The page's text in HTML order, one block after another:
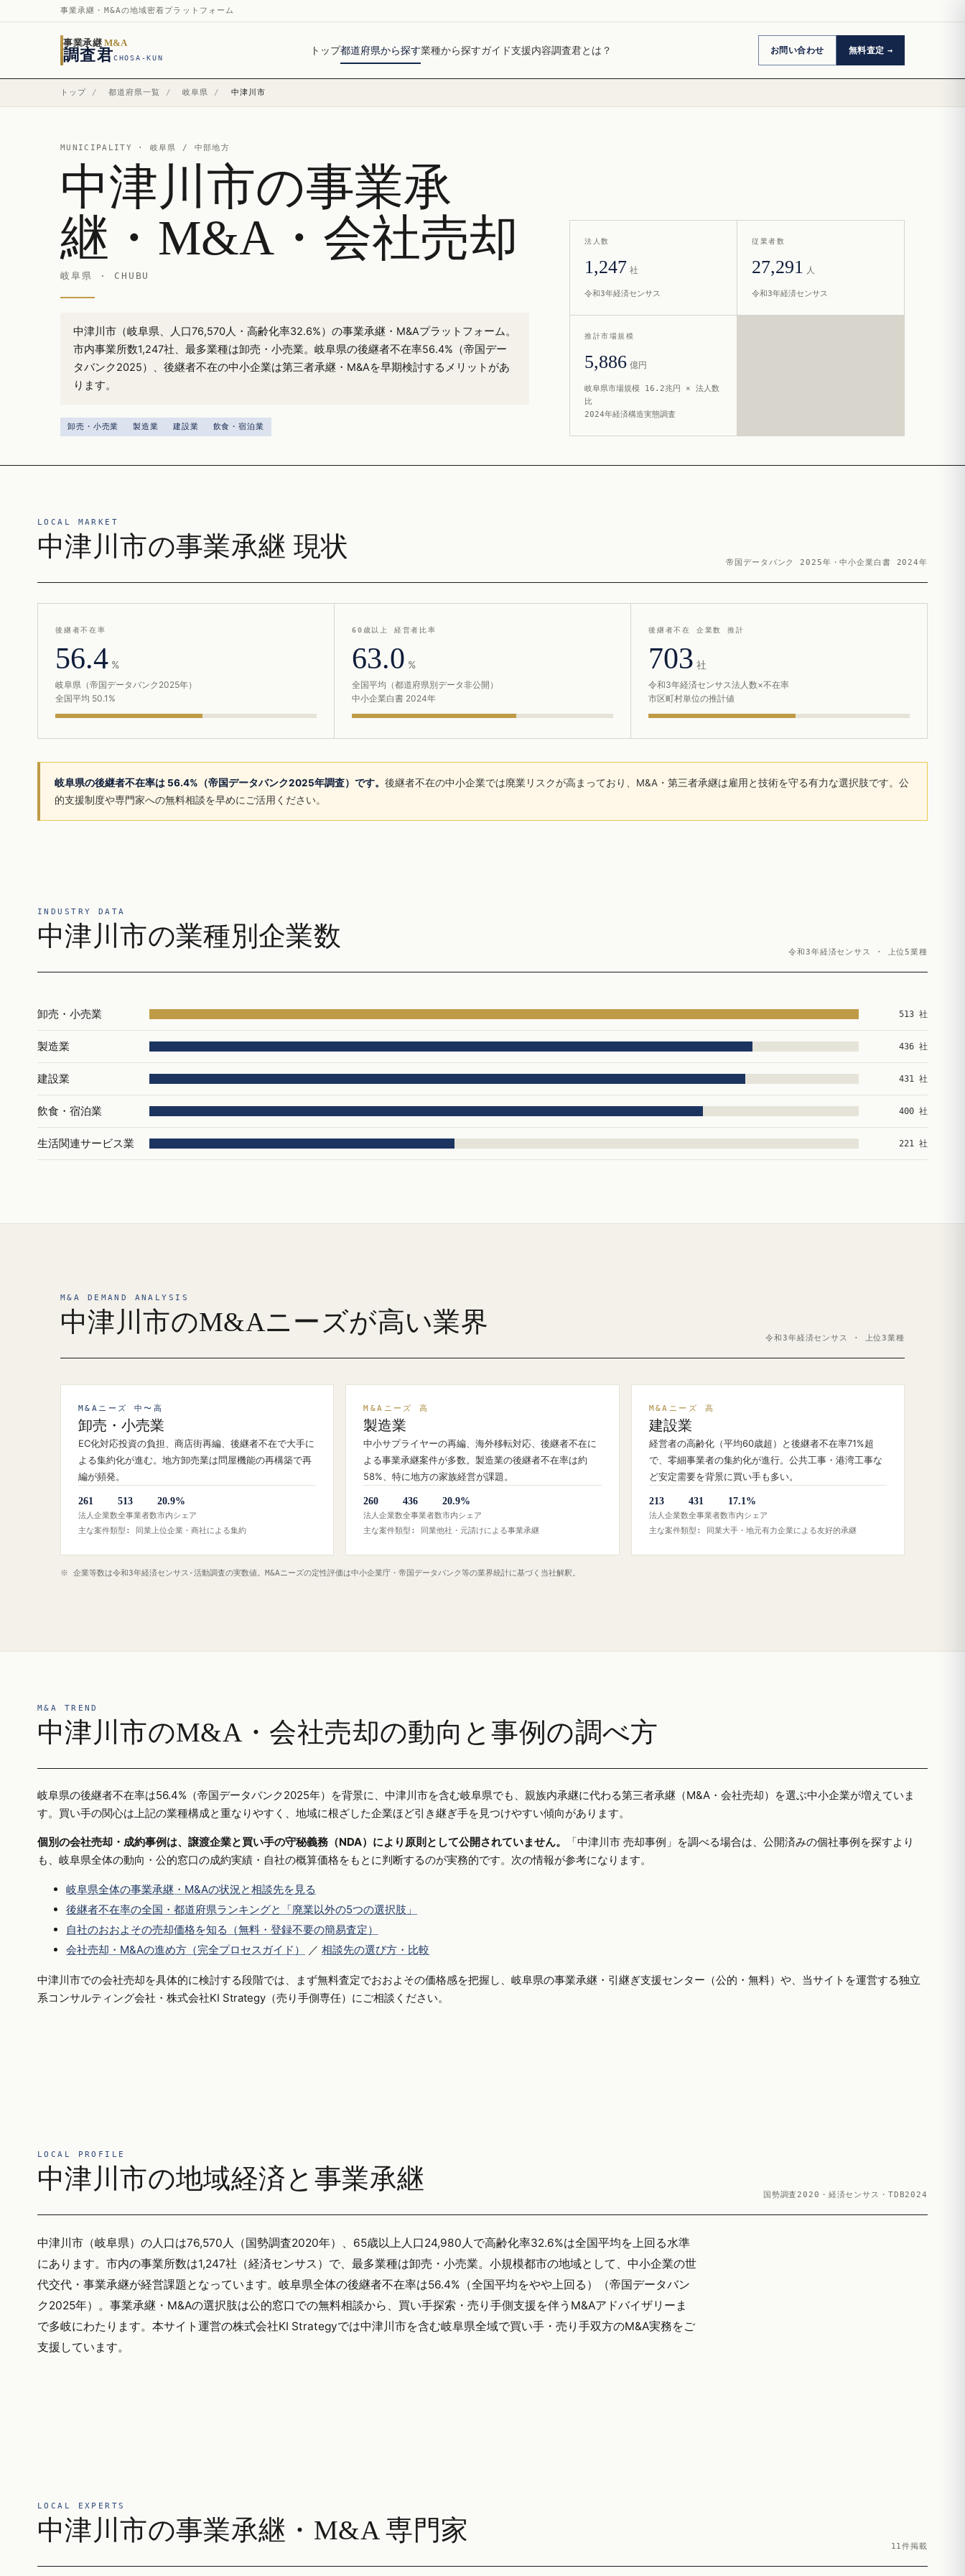
事業承継・M&Aの地域密着プラットフォーム
事業承継 M&A
調査君CHOSA-KUN
トップ都道府県から探す業種から探すガイド支援内容調査君とは？ お問い合わせ 無料査定
トップ / 都道府県一覧 / 岐阜県 / 中津川市
MUNICIPALITY · 岐阜県 / 中部地方
中津川市の事業承
継・M&A・会社売却
岐阜県 · CHUBU
中津川市（岐阜県、人口76,570人・高齢化率32.6%）の事業承継・M&Aプラットフォーム。
市内事業所数1,247社、最多業種は卸売・小売業。岐阜県の後継者不在率56.4%（帝国デー
タバンク2025）、後継者不在の中小企業は第三者承継・M&Aを早期検討するメリットがあ
ります。
卸売・小売業 製造業 建設業 飲食・宿泊業
法人数
1,247 社
令和3年経済センサス
従業者数
27,291 人
令和3年経済センサス
推計市場規模
5,886 億円
岐阜県市場規模 16.2兆円 × 法人数
比
2024年経済構造実態調査
LOCAL MARKET
中津川市の事業承継 現状
帝国データバンク 2025年・中小企業白書 2024年
後継者不在率
56.4 %
岐阜県（帝国データバンク2025年）
全国平均 50.1%
60歳以上 経営者比率
63.0 %
全国平均（都道府県別データ非公開）
中小企業白書 2024年
後継者不在 企業数 推計
703 社
令和3年経済センサス法人数×不在率
市区町村単位の推計値
岐阜県の後継者不在率は 56.4%（帝国データバンク2025年調査）です。 後継者不在の中小企業では廃業リスクが高まっており、M&A・第三者承継は雇用と技術を守る有力な選択肢です。公
的支援制度や専門家への無料相談を早めにご活用ください。
INDUSTRY DATA
中津川市の業種別企業数
令和3年経済センサス · 上位5業種
卸売・小売業 513 社
製造業 436 社
建設業 431 社
飲食・宿泊業 400 社
生活関連サービス業 221 社
M&A DEMAND ANALYSIS
中津川市のM&Aニーズが高い業界
令和3年経済センサス · 上位3業種
M&Aニーズ 中〜高
卸売・小売業
EC化対応投資の負担、商店街再編、後継者不在で大手に
よる集約化が進む。地方卸売業は問屋機能の再構築で再
編が頻発。
261
法人企業数
513
全事業者数
20.9%
市内シェア
主な案件類型: 同業上位企業・商社による集約
M&Aニーズ 高
製造業
中小サプライヤーの再編、海外移転対応、後継者不在に
よる事業承継案件が多数。製造業の後継者不在率は約
58%、特に地方の家族経営が課題。
260
法人企業数
436
全事業者数
20.9%
市内シェア
主な案件類型: 同業他社・元請けによる事業承継
M&Aニーズ 高
建設業
経営者の高齢化（平均60歳超）と後継者不在率71%超
で、零細事業者の集約化が進行。公共工事・港湾工事な
ど安定需要を背景に買い手も多い。
213
法人企業数
431
全事業者数
17.1%
市内シェア
主な案件類型: 同業大手・地元有力企業による友好的承継
※ 企業等数は令和3年経済センサス‐活動調査の実数値。M&Aニーズの定性評価は中小企業庁・帝国データバンク等の業界統計に基づく当社解釈。
M&A TREND
中津川市のM&A・会社売却の動向と事例の調べ方
岐阜県の後継者不在率は56.4%（帝国データバンク2025年）を背景に、中津川市を含む岐阜県でも、親族内承継に代わる第三者承継（M&A・会社売却）を選ぶ中小企業が増えていま
す。買い手の関心は上記の業種構成と重なりやすく、地域に根ざした企業ほど引き継ぎ手を見つけやすい傾向があります。
個別の会社売却・成約事例は、譲渡企業と買い手の守秘義務（NDA）により原則として公開されていません。
「中津川市 売却事例」を調べる場合は、公開済みの個社事例を探すより
も、岐阜県全体の動向・公的窓口の成約実績・自社の概算価格をもとに判断するのが実務的です。次の情報が参考になります。
岐阜県全体の事業承継・M&Aの状況と相談先を見る
後継者不在率の全国・都道府県ランキングと「廃業以外の5つの選択肢」
自社のおおよその売却価格を知る（無料・登録不要の簡易査定）
会社売却・M&Aの進め方（完全プロセスガイド）
／ 相談先の選び方・比較
中津川市での会社売却を具体的に検討する段階では、まず無料査定でおおよその価格感を把握し、岐阜県の事業承継・引継ぎ支援センター（公的・無料）や、当サイトを運営する独立
系コンサルティング会社・株式会社KI Strategy（売り手側専任）にご相談ください。
LOCAL PROFILE
中津川市の地域経済と事業承継
国勢調査2020・経済センサス・TDB2024
中津川市（岐阜県）の人口は76,570人（国勢調査2020年）、65歳以上人口24,980人で高齢化率32.6%は全国平均を上回る水準
にあります。市内の事業所数は1,247社（経済センサス）で、最多業種は卸売・小売業。小規模都市の地域として、中小企業の世
代交代・事業承継が経営課題となっています。岐阜県全体の後継者不在率は56.4%（全国平均をやや上回る）（帝国データバン
ク2025年）。事業承継・M&Aの選択肢は公的窓口での無料相談から、買い手探索・売り手側支援を伴うM&Aアドバイザリーま
で多岐にわたります。本サイト運営の株式会社KI Strategyでは中津川市を含む岐阜県全域で買い手・売り手双方のM&A実務をご
支援しています。
LOCAL EXPERTS
中津川市の事業承継・M&A 専門家
11件掲載